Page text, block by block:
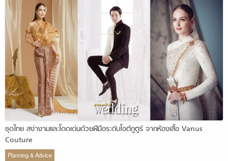
ชุดไทย สง่างามและโดดเด่นด้วยฝีมือระดับโอต์กูตูร์ จากห้องเสื้อ Vanus
Couture
Planning & Advice